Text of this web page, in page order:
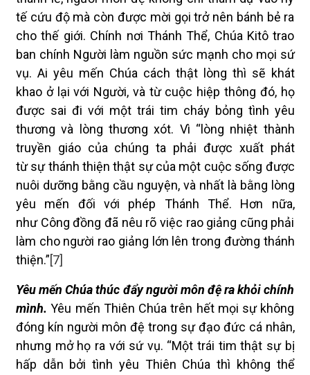
tế cứu độ mà còn được mời gọi trở nên bánh bẻ ra
cho thế giới. Chính nơi Thánh Thể, Chúa Kitô trao
ban chính Người làm nguồn sức mạnh cho mọi sứ
vụ. Ai yêu mến Chúa cách thật lòng thì sẽ khát
khao ở lại với Người, và từ cuộc hiệp thông đó, họ
được sai đi với một trái tim cháy bỏng tình yêu
thương và lòng thương xót. Vì “lòng nhiệt thành
truyền giáo của chúng ta phải được xuất phát
từ sự thánh thiện thật sự của một cuộc sống được
nuôi dưỡng bằng cầu nguyện, và nhất là bằng lòng
yêu mến đối với phép Thánh Thể. Hơn nữa,
như Công đồng đã nêu rõ việc rao giảng cũng phải
làm cho người rao giảng lớn lên trong đường thánh
thiện.”[7]
Yêu mến Chúa thúc đẩy người môn đệ ra khỏi chính
mình. Yêu mến Thiên Chúa trên hết mọi sự không
đóng kín người môn đệ trong sự đạo đức cá nhân,
nhưng mở họ ra với sứ vụ. “Một trái tim thật sự bị
hấp dẫn bởi tình yêu Thiên Chúa thì không thể